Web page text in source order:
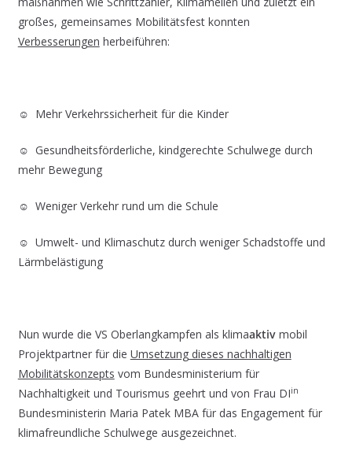
großes, gemeinsames Mobilitätsfest konnten
Verbesserungen herbeiführen:
☺ Mehr Verkehrssicherheit für die Kinder
☺ Gesundheitsförderliche, kindgerechte Schulwege durch
mehr Bewegung
☺ Weniger Verkehr rund um die Schule
☺ Umwelt- und Klimaschutz durch weniger Schadstoffe und
Lärmbelästigung
Nun wurde die VS Oberlangkampfen als klimaaktiv mobil
Projektpartner für die Umsetzung dieses nachhaltigen
Mobilitätskonzepts vom Bundesministerium für
Nachhaltigkeit und Tourismus geehrt und von Frau DIin
Bundesministerin Maria Patek MBA für das Engagement für
klimafreundliche Schulwege ausgezeichnet.